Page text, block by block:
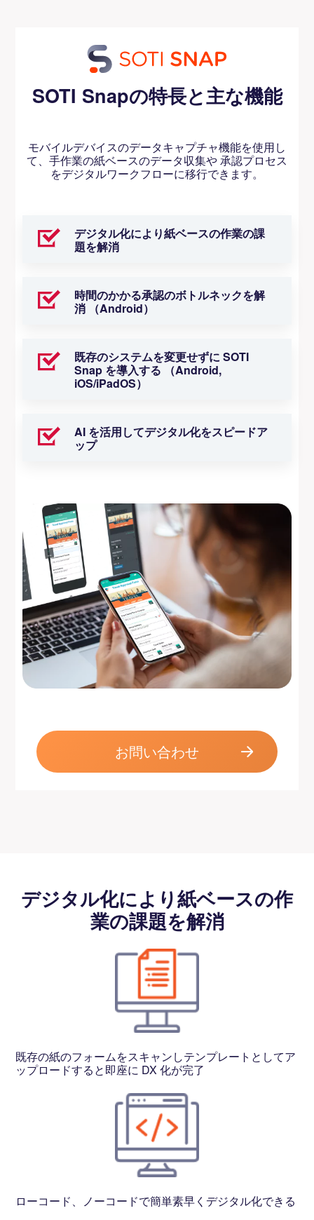
SOTI Snapの特長と主な機能
モバイルデバイスのデータキャプチャ機能を使用し
て、手作業の紙ベースのデータ収集や 承認プロセス
をデジタルワークフローに移行できます。
デジタル化により紙ベースの作業の課
題を解消
時間のかかる承認のボトルネックを解
消 （Android）
既存のシステムを変更せずに SOTI
Snap を導入する （Android,
iOS/iPadOS）
AI を活用してデジタル化をスピードア
ップ
お問い合わせ
デジタル化により紙ベースの作
業の課題を解消
既存の紙のフォームをスキャンしテンプレートとしてア
ップロードすると即座に DX 化が完了
ローコード、ノーコードで簡単素早くデジタル化できる